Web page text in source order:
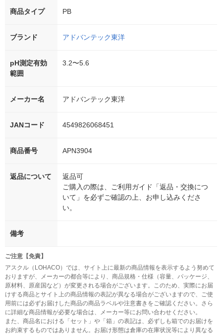
商品タイプ PB
ブランド アドバンテック東洋
pH測定有効
範囲
3.2〜5.6
メーカー名 アドバンテック東洋
JANコード 4549826068451
商品番号 APN3904
返品について
返品可
ご購入の際は、ご利用ガイド「返品・交換につ
いて」を必ずご確認の上、お申し込みくださ
い。
備考
ご注意【免責】
アスクル（LOHACO）では、サイト上に最新の商品情報を表示するよう努めて
おりますが、メーカーの都合等により、商品規格・仕様（容量、パッケージ、
原材料、原産国など）が変更される場合がございます。このため、実際にお届
けする商品とサイト上の商品情報の表記が異なる場合がございますので、ご使
用前には必ずお届けした商品の商品ラベルや注意書きをご確認ください。さら
に詳細な商品情報が必要な場合は、メーカー等にお問い合わせください。
また、商品名における「セット」や「箱」の表記は、必ずしも箱でのお届けを
お約束するものではありません。お届け形態は倉庫の在庫状況等により異なる